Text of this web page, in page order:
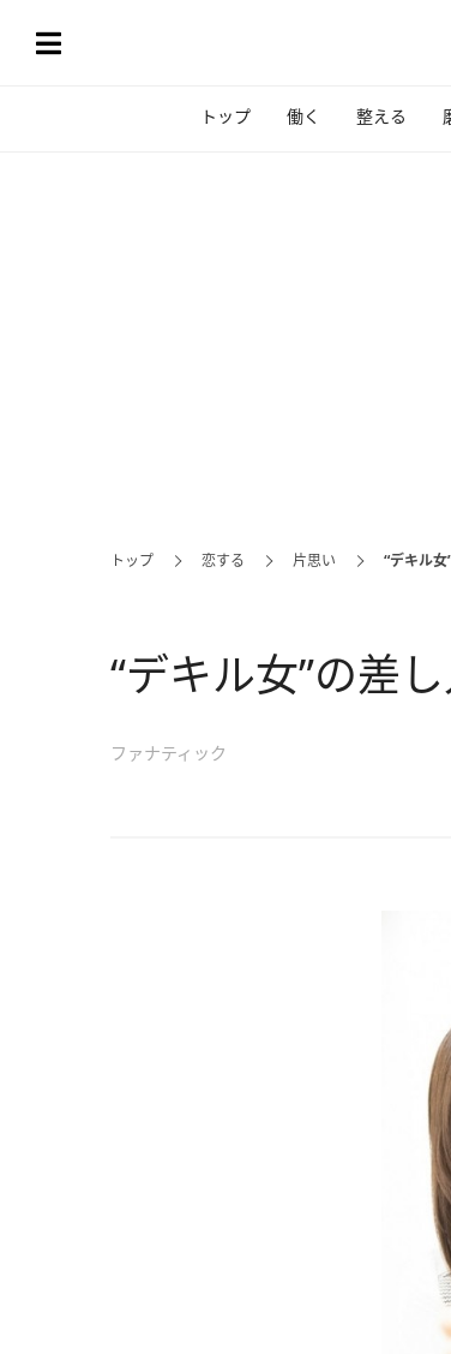
トップ 働く 整える
トップ 恋する 片思い “デキル
“デキル女”の差
ファナティック